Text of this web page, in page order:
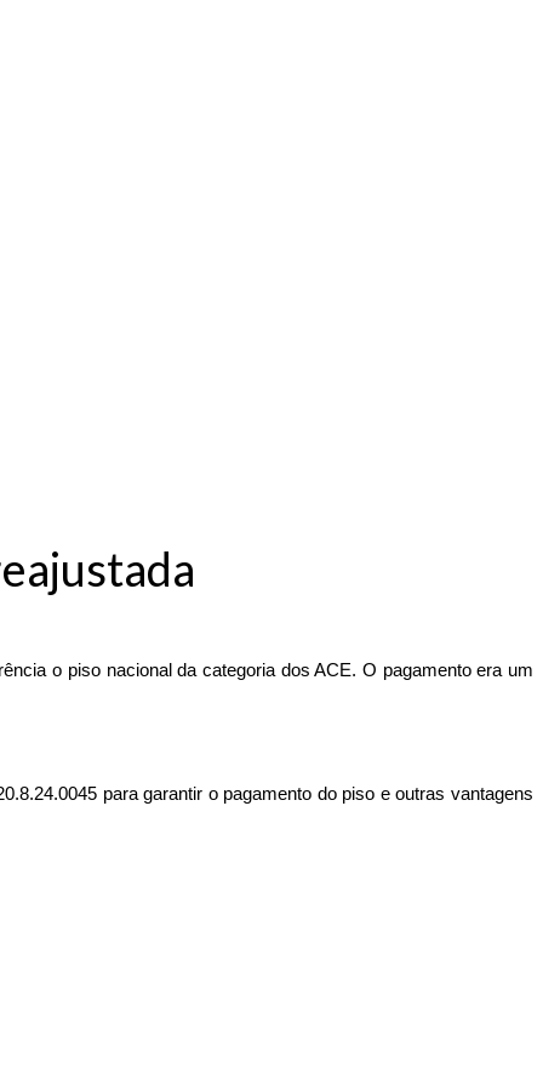
o piso nacional da categoria dos ACE. O pagamento era um
para garantir o pagamento do piso e outras vantagens